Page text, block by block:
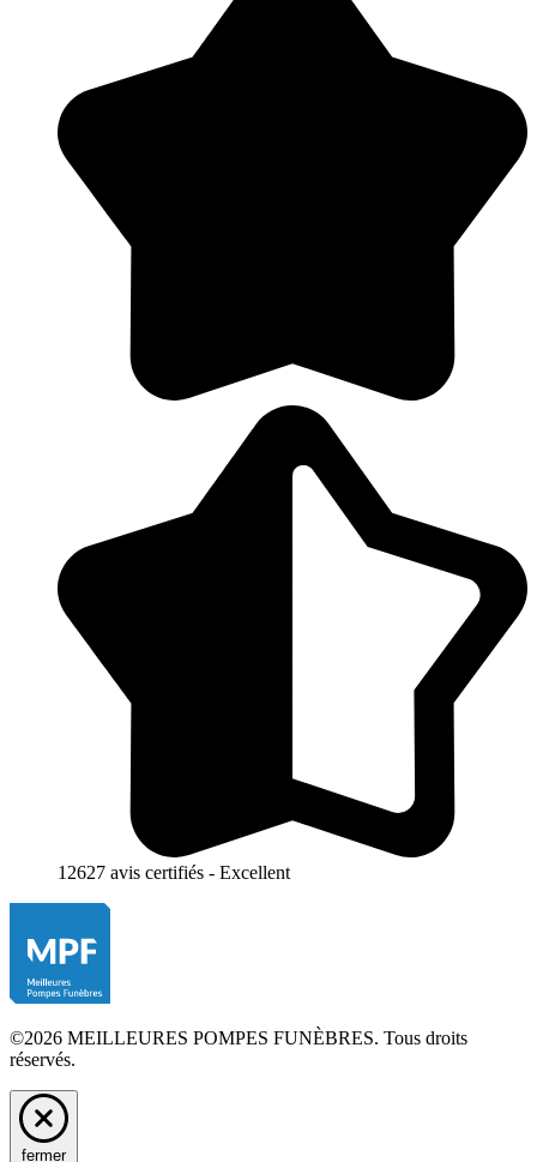
12627 avis certifiés - Excellent
©2026 MEILLEURES POMPES FUNÈBRES. Tous droits
réservés.
fermer